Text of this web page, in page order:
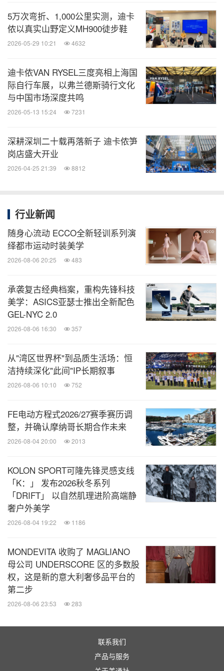
其专业意见与实战反馈，通过这种深度融合，最终实
现了竞技性能与大众体验的平衡。这款在去年开板节
首发、饰有中国元素图案的单板，正是迪卡侬以"运
践。
恩佐·瓦拉克斯展示Endzone 900 PRO - Enzo Valax
好者。品牌坚持将赛级装备技术应用于大众产品，通
过与专业运动员共同研发测试，反复打磨每一个细
节，确保从初学者到进阶玩家，都能在安全的环境中
化本土合作的道路上，迪卡侬积极引入兼具专业实力
与潮流基因的滑雪品牌，不断丰富产品矩阵，精准契
合不同年龄段用户对功能与个性的双重需求，让每一
迪卡侬相关运动负责人进一步表示："当前，中国冰
雪运动正呈现‘大众参与'与‘专业进阶'并行发展的良好
态势，市场活力持续迸发。为响应这一趋势，迪卡侬
在持续深耕单板滑雪领域的同时，依托本土化研发与
全产业链优势，不断推动全品类冰雪装备的升级与创
新。我们不仅致力于提供专业的装备，更希望为不同
水平的爱好者打造从入门到精进的一站式运动体验。
未来，迪卡侬将继续携手合作伙伴，加大在产品多元
化、运动知识普及与线下体验方面的投入，为冰雪运
动的蓬勃发展注入源源不断的新动力。"
专业装备的普及，离不开完善的渠道与服务网络支
撑。近年来，迪卡侬持续强化门店中的冰雪运动专
区，依托全国200余家门店及全渠道资源，构建起从
装备选购、雪板维修、租赁到社群活动的一站式服务
5万次弯折、1,000公里实测，迪卡
侬以真实山野定义MH900徒步鞋
2026-05-29 10:21 4632
迪卡侬VAN RYSEL三度亮相上海国
际自行车展，以弗兰德斯骑行文化
与中国市场深度共鸣
2026-05-13 15:24 7231
深耕深圳二十载再落新子 迪卡侬笋
岗店盛大开业
2026-04-25 21:39 8812
行业新闻
随身心流动 ECCO全新轻训系列演
绎都市运动时装美学
2026-08-06 20:25 483
承袭复古经典档案，重构先锋科技
美学：ASICS亚瑟士推出全新配色
GEL-NYC 2.0
2026-08-06 16:30 357
从"湾区世界杯"到品质生活场：恒
洁持续深化"此间"IP长期叙事
2026-08-06 10:10 752
FE电动方程式2026/27赛季赛历调
整，并确认摩纳哥长期合作未来
2026-08-04 20:00 2013
KOLON SPORT可隆先锋灵感支线
「K：」 发布2026秋冬系列
「DRIFT」 以自然肌理进阶高端静
奢户外美学
2026-08-04 19:22 1186
MONDEVITA 收购了 MAGLIANO
母公司 UNDERSCORE 区的多数股
权，这是新的意大利奢侈品平台的
第二步
2026-08-06 23:53 283
联系我们
产品与服务